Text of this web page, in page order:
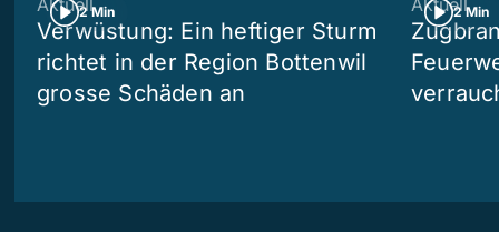
2 Min
Verwüstung: Ein heftiger Sturm
richtet in der Region Bottenwil
grosse Schäden an
2 Min